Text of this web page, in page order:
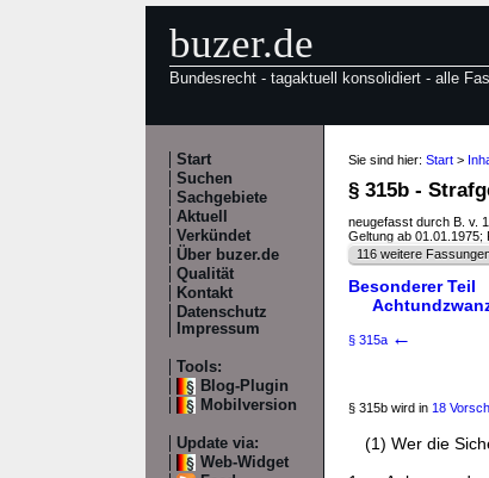
buzer.de
Bundesrecht - tagaktuell konsolidiert - alle
Start
Suchen
Sachgebiete
Aktuell
Verkündet
Über buzer.de
Qualität
Kontakt
Datenschutz
Impressum
Tools:
Blog-Plugin
Mobilversion
Update via:
Web-Widget
Sie sind hier: Start >
§ 315b -
neugefasst durch B. v.
Geltung ab 01.01.1975;
116 weitere
Besonderer Teil
§ 315a ←
§ 315b wird in 18
(1) Wer die